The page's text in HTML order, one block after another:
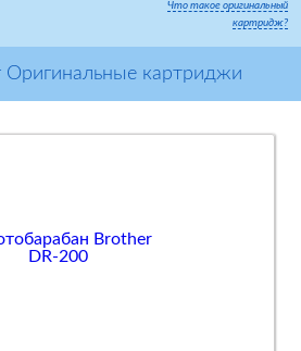
Что такое оригинальный
картридж?
Оригинальные картриджи